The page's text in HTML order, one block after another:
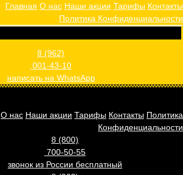
Главная О нас Наши акции Тарифы Контакты
Политика Конфиденциальности
8 (962)
001-43-10
написать на WhatsApp
О нас Наши акции Тарифы Контакты Политика
Конфиденциальности
8 (800)
700-50-55
звонок из России бесплатный